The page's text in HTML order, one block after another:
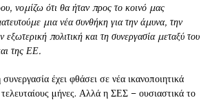
νομίζω ότι θα ήταν προς το κοινό μας
μια νέα συνθήκη για την άμυνα, την
εξωτερική πολιτική και τη συνεργασία μεταξύ του
της ΕΕ.
έχει φθάσει σε νέα ικανοποιητικά
μήνες. Αλλά η ΣΕΣ – ουσιαστικά το